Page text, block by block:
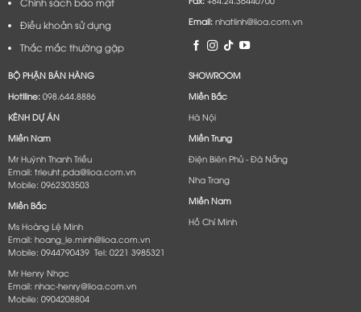
Điều khoản sử dụng
Thắc mắc thường gặp
Email:nhatlinh@lioa.com.vn
BỘ PHẬN BÁN HÀNG
Hotlline:098.644.8886
KÊNH DỰ ÁN
Miền Nam
Mr Huỳnh Thanh Triều
Email: trieuht.pda@lioa.com.vn
Mobile: 0962303503
Miền Bắc
Ms Hoàng Lệ Minh
Email: hoang_le.minh@lioa.com.vn
Mobile: 0944790439 Tel: 0221 3985321
Mr Henry Nhạc
Email: nhac-henry@lioa.com.vn
Mobile: 0904208804
SHOWROOM
Miền Bắc
Hà Nội
Miền Trung
Điện Biên Phủ - Đà Nẵng​
Nha Trang
Miền Nam
Hồ Chí Minh